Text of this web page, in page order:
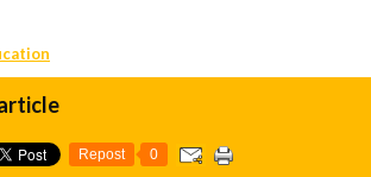
Repost 0